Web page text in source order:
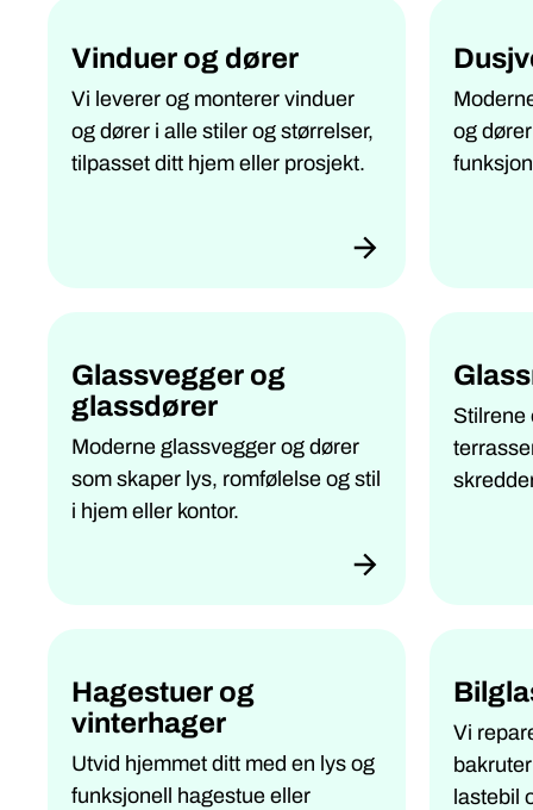
Vinduer og dører
Vi leverer og monterer vinduer
og dører i alle stiler og størrelser,
tilpasset ditt hjem eller prosjekt.
og
Glassvegger og
glassdører
Moderne glassvegger og dører
som skaper lys, romfølelse og stil
i hjem eller kontor.
Stilrene
Hagestuer og
vinterhager
Utvid hjemmet ditt med en lys og
funksjonell hagestue eller
Vi
lastebil